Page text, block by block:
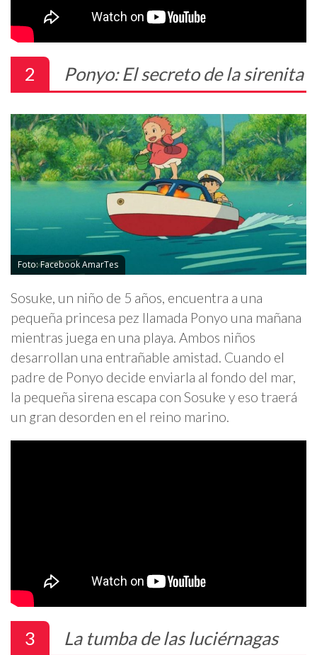
2 Ponyo: El secreto de la sirenita
Foto: Facebook AmarTes
Sosuke, un niño de 5 años, encuentra a una
pequeña princesa pez llamada Ponyo una mañana
mientras juega en una playa. Ambos niños
desarrollan una entrañable amistad. Cuando el
padre de Ponyo decide enviarla al fondo del mar,
la pequeña sirena escapa con Sosuke y eso traerá
un gran desorden en el reino marino.
3 La tumba de las luciérnagas